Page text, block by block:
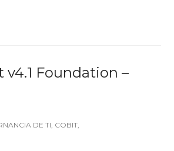
Foundation –
DE TI, COBIT,